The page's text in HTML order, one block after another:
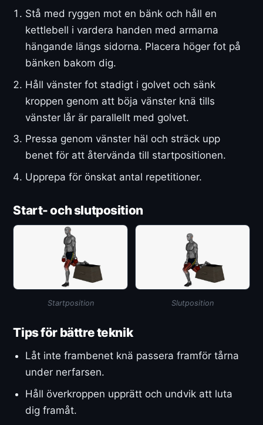
Stå med ryggen mot en bänk och håll en
kettlebell i vardera handen med armarna
hängande längs sidorna. Placera höger fot på
bänken bakom dig.
Håll vänster fot stadigt i golvet och sänk
kroppen genom att böja vänster knä tills
vänster lår är parallellt med golvet.
Pressa genom vänster häl och sträck upp
benet för att återvända till startpositionen.
Upprepa för önskat antal repetitioner.
Start- och slutposition
Startposition Slutposition
Tips för bättre teknik
Låt inte frambenet knä passera framför tårna
under nerfarsen.
Håll överkroppen upprätt och undvik att luta
dig framåt.